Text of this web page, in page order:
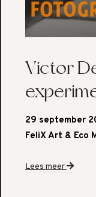
Victor
29 september
FeliX Art & Eco
Lees meer